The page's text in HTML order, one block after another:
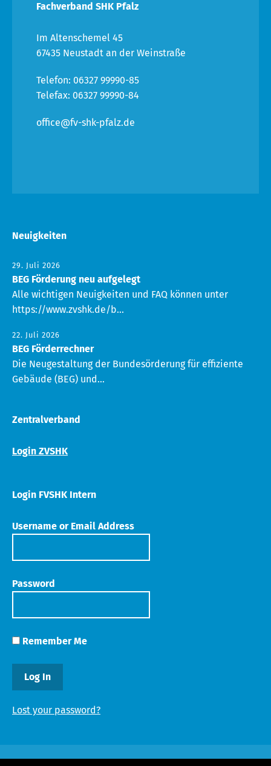
Fachverband SHK Pfalz
Im Altenschemel 45
67435 Neustadt an der Weinstraße
Telefon: 06327 99990-85
Telefax: 06327 99990-84
office@fv-shk-pfalz.de
Neuigkeiten
29. Juli 2026
BEG Förderung neu aufgelegt
Alle wichtigen Neuigkeiten und FAQ können unter
https://www.zvshk.de/b...
22. Juli 2026
BEG Förderrechner
Die Neugestaltung der Bundesörderung für effiziente
Gebäude (BEG) und...
Zentralverband
Login ZVSHK
Login FVSHK Intern
Username or Email Address
Password
Remember Me
Lost your password?